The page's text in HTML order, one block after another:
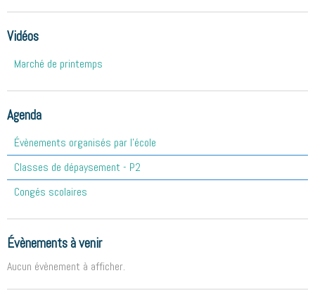
Vidéos
Marché de printemps
Agenda
Évènements organisés par l'école
Classes de dépaysement - P2
Congés scolaires
Évènements à venir
Aucun évènement à afficher.